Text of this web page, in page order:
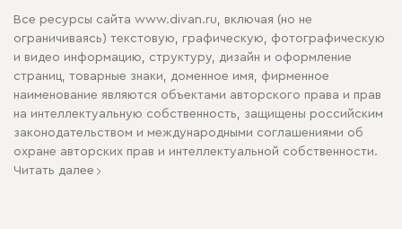
Все ресурсы сайта www.divan.ru, включая (но не
ограничиваясь) текстовую, графическую, фотографическую
и видео информацию, структуру, дизайн и оформление
страниц, товарные знаки, доменное имя, фирменное
наименование являются объектами авторского права и прав
на интеллектуальную собственность, защищены российским
законодательством и международными соглашениями об
охране авторских прав и интеллектуальной собственности.
Читать далее